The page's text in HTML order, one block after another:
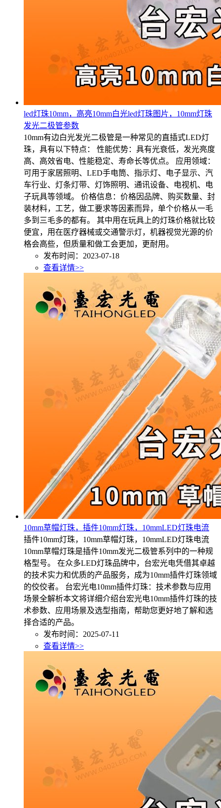
led灯珠10mm，高亮10mm白光led灯珠图片，10mm灯珠
发光二极管参数
10mm有边白光发光二极管是一种常见的直插式LED灯
珠，具有以下特点： 性能优势：具有光衰低，发光亮度
高、高效省电、性能稳定、寿命长等优点。 应用领域：
可用于家居照明、LED手电筒、指示灯、电子显示、汽
车行业、灯条灯带、灯饰照明、通讯设备、电视机、电
子玩具等领域。 价格信息：价格因品牌、购买数量、封
装材料，工艺，做工要求等因素而异，单个价格从一毛
多到三毛多的都有。 其中用在玩具上的灯珠价格就比较
便宜，用在医疗器械或交通警示灯，机器视觉光源的价
格会高些，但质量和做工会更加，更耐用。
发布时间：2023-07-18
查看详情>>
10mm草帽灯珠，插件10mm灯珠，10mmLED灯珠电流
插件10mm灯珠，10mm草帽灯珠，10mmLED灯珠电流
10mm草帽灯珠是插件10mm发光二极管系列中的一种规
格型号。 在众多LED灯珠品牌中，台宏光电凭借其卓越
的技术实力和优质的产品服务，成为10mm插件灯珠领域
的佼佼者。 台宏光电10mm插件灯珠：技术参数与应用
场景全解析本文将详细介绍台宏光电10mm插件灯珠的技
术参数、应用场景及选型指南，帮助您更好地了解和选
择合适的产品。
发布时间：2025-07-11
查看详情>>